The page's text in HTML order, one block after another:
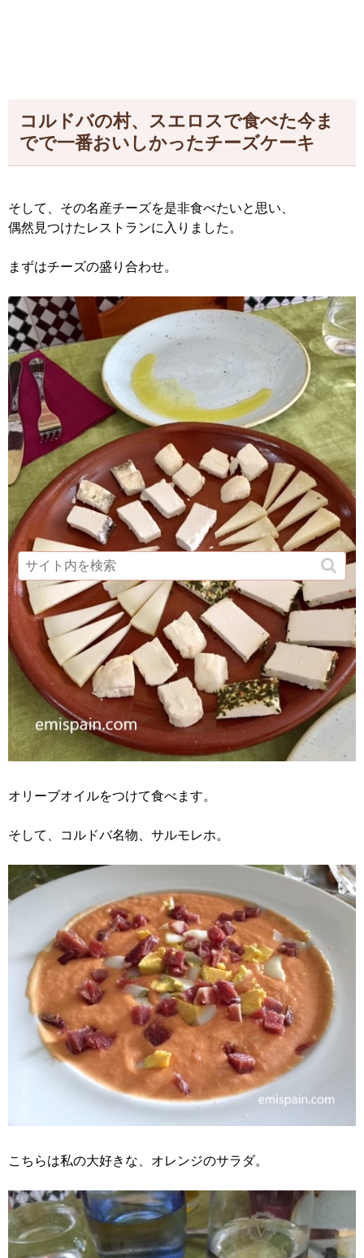
コルドバの村、スエロスで食べた今ま
でで一番おいしかったチーズケーキ
そして、その名産チーズを是非食べたいと思い、
偶然見つけたレストランに入りました。
まずはチーズの盛り合わせ。
オリーブオイルをつけて食べます。
そして、コルドバ名物、サルモレホ。
こちらは私の大好きな、オレンジのサラダ。